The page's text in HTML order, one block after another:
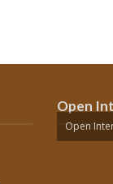
Open
Open